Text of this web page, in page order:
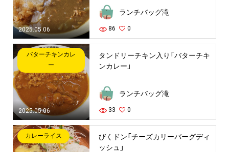
2025.05.06
ランチバッグ滝
86 0
2025.05.06
バターチキンカレ
ー
タンドリーチキン入り「バターチキ
ンカレー」
ランチバッグ滝
33 0
カレーライス
びくドン「チーズカリーバーグディ
ッシュ」